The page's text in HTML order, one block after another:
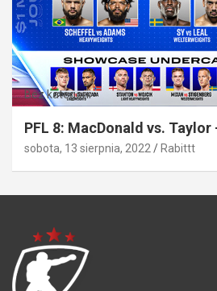
Bez kategorii
PFL 8: MacDonald vs. Taylor
sobota, 13 sierpnia, 2022 Rabittt